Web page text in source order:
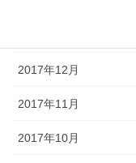
2017年12月
2017年11月
2017年10月